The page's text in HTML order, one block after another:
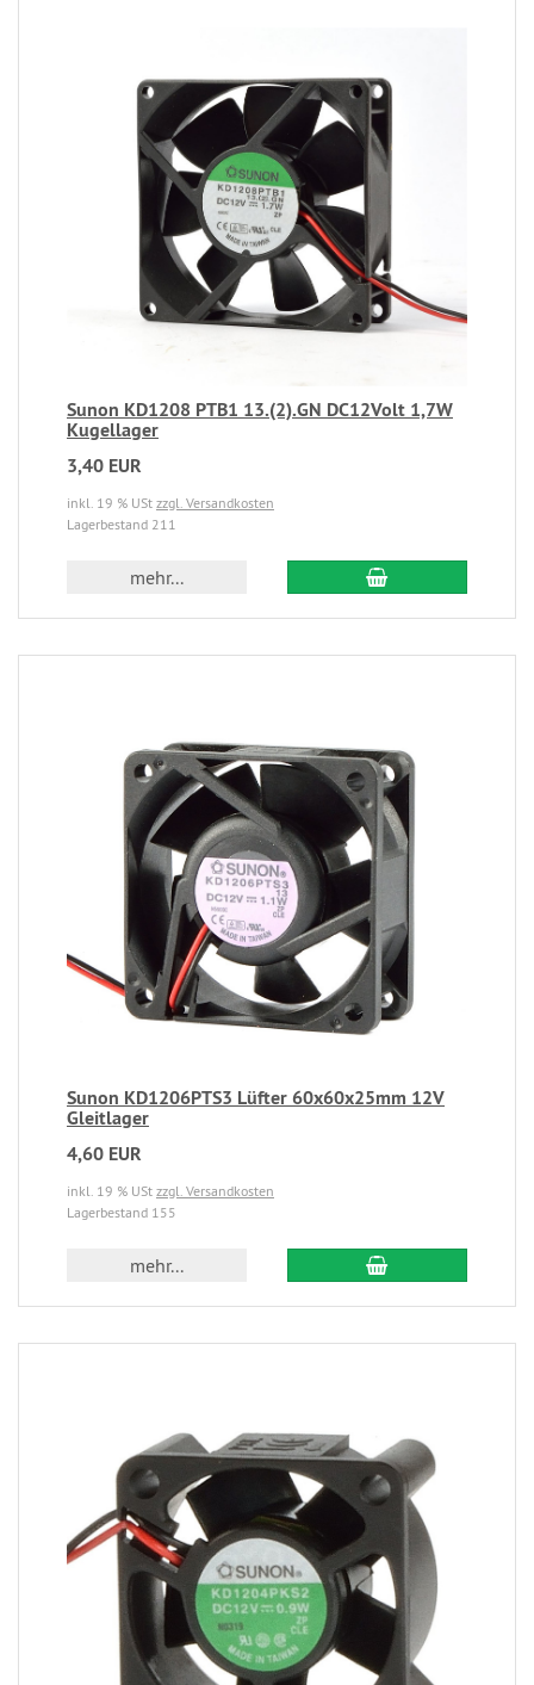
Sunon KD1208 PTB1 13.(2).GN DC12Volt 1,7W
Kugellager
3,40 EUR
inkl. 19 % USt zzgl. Versandkosten
Lagerbestand 211
mehr...
Sunon KD1206PTS3 Lüfter 60x60x25mm 12V
Gleitlager
4,60 EUR
inkl. 19 % USt zzgl. Versandkosten
Lagerbestand 155
mehr...